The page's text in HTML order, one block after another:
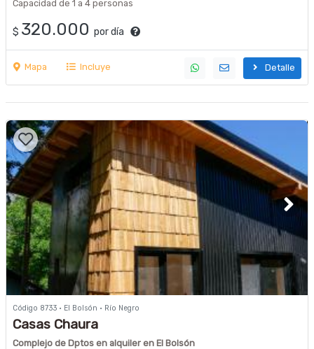
Capacidad de 1 a 4 personas
$ 320.000 por día
Mapa Incluye Detalle
Código 8733 · El Bolsón · Río Negro
Casas Chaura
Complejo de Dptos en alquiler en El Bolsón